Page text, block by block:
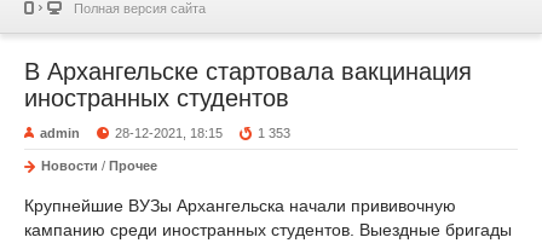
Полная версия сайта
В Архан­гель­ске стартовала вак­цина­ция
иност­ра­нных студентов
admin 28-12-2021, 18:15 1 353
Новости / Прочее
Крупнейшие ВУЗы Архангельска начали прививочную
кампанию среди иностранных студентов. Выездные бригады